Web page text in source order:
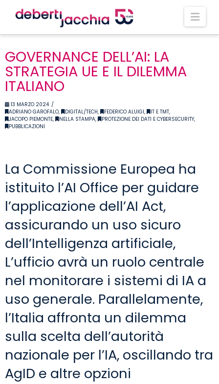
GOVERNANCE DELL’AI: LA
STRATEGIA UE E IL DILEMMA
ITALIANO
13 MARZO 2024
ADRIANO GAROFALO, DIGITAL/TECH, FEDERICO ALUIGI, IT E TMT,
JACOPO PIEMONTE, NELLA STAMPA, PROTEZIONE DEI DATI E CYBERSECURITY,
PUBBLICAZIONI
La Commissione Europea ha
istituito l’AI Office per guidare
l’applicazione dell’AI Act,
assicurando un uso sicuro
dell’Intelligenza artificiale,
L’ufficio avrà un ruolo centrale
nel monitorare i sistemi di IA a
uso generale. Parallelamente,
l’Italia affronta un dilemma
sulla scelta dell’autorità
nazionale per l’IA, oscillando tra
AgID e altre opzioni